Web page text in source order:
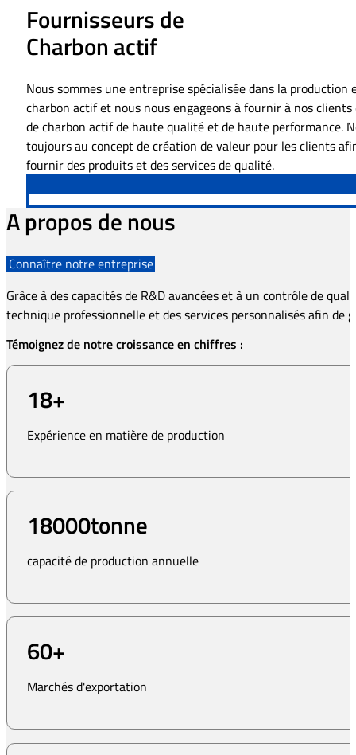
Fournisseurs de
Charbon actif
Nous sommes une entreprise spécialisée dans la production
charbon actif et nous nous engageons à fournir à nos
de charbon actif de haute qualité et de haute performance.
toujours au concept de création de valeur pour les clients
fournir des produits et des services de qualité.
A propos de nous
Connaître notre entreprise
Grâce à des capacités de R&D avancées et à un contrôle de
technique professionnelle et des services personnalisés afin
Témoignez de notre croissance en chiffres :
18+
Expérience en matière de production
18000tonne
capacité de production annuelle
60+
Marchés d'exportation